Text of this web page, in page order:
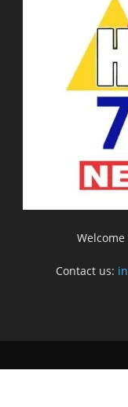
Welcome
Contact us: